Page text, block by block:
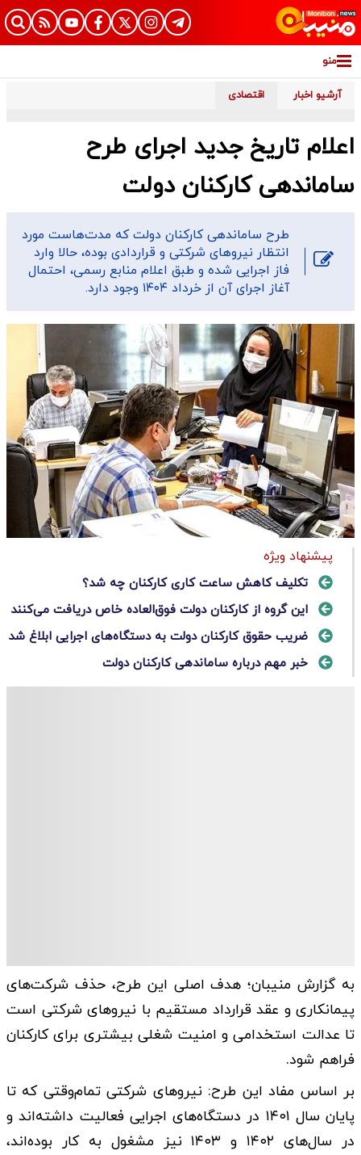
منو
آرشیو اخبار اقتصادی
اعلام تاریخ جدید اجرای طرح
ساماندهی کارکنان دولت
طرح ساماندهی کارکنان دولت که مدت‌هاست مورد
انتظار نیروهای شرکتی و قراردادی بوده، حالا وارد
فاز اجرایی شده و طبق اعلام منابع رسمی، احتمال
آغاز اجرای آن از خرداد ۱۴۰۴ وجود دارد.
پیشنهاد ویژه
تکلیف کاهش ساعت کاری کارکنان چه شد؟
این گروه از کارکنان دولت فوق‌العاده خاص دریافت می‌کنند
ضریب حقوق کارکنان دولت به دستگاه‌های اجرایی ابلاغ شد
خبر مهم درباره ساماندهی کارکنان دولت
به گزارش منیبان؛ هدف اصلی این طرح، حذف شرکت‌های
پیمانکاری و عقد قرارداد مستقیم با نیروهای شرکتی است
تا عدالت استخدامی و امنیت شغلی بیشتری برای کارکنان
فراهم شود.
بر اساس مفاد این طرح: نیروهای شرکتی تمام‌وقتی که تا
پایان سال ۱۴۰۱ در دستگاه‌های اجرایی فعالیت داشته‌اند و
در سال‌های ۱۴۰۲ و ۱۴۰۳ نیز مشغول به کار بوده‌اند،